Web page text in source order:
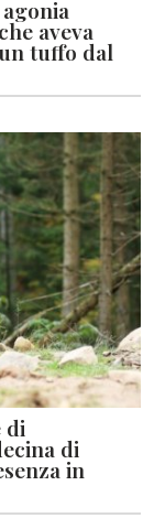
aveva
tuffo dal
di
di
in